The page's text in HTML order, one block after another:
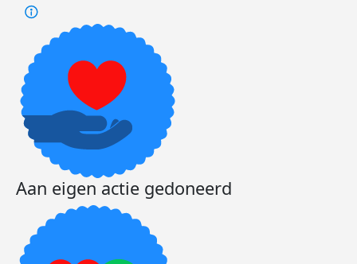
Aan eigen actie gedoneerd